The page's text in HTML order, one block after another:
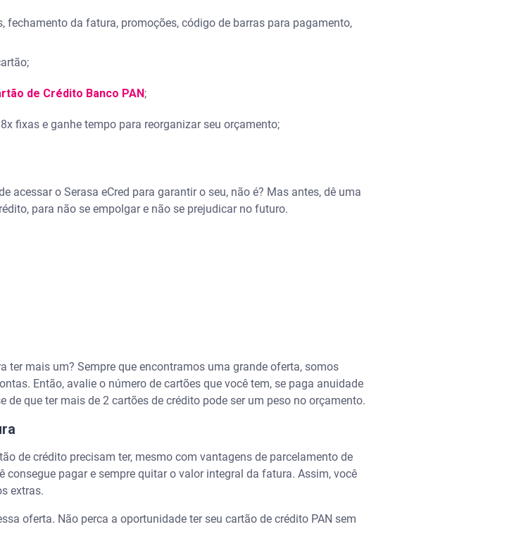
fechamento da fatura, promoções, código de barras para pagamento,
de Crédito Banco PAN;
fixas e ganhe tempo para reorganizar seu orçamento;
acessar o Serasa eCred para garantir o seu, não é? Mas antes, dê uma
para não se empolgar e não se prejudicar no futuro.
ter mais um? Sempre que encontramos uma grande oferta, somos
Então, avalie o número de cartões que você tem, se paga anuidade
que ter mais de 2 cartões de crédito pode ser um peso no orçamento.
de crédito precisam ter, mesmo com vantagens de parcelamento de
pagar e sempre quitar o valor integral da fatura. Assim, você
extras.
oferta. Não perca a oportunidade ter seu cartão de crédito PAN sem